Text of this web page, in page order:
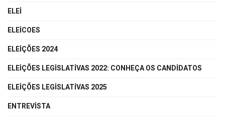
ELEI
ELEICOES
ELEIÇÕES 2024
ELEIÇÕES LEGISLATIVAS 2022: CONHEÇA OS CANDIDATOS
ELEIÇÕES LEGISLATIVAS 2025
ENTREVISTA